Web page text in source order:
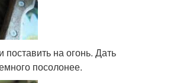
на огонь. Дать
посолонее.